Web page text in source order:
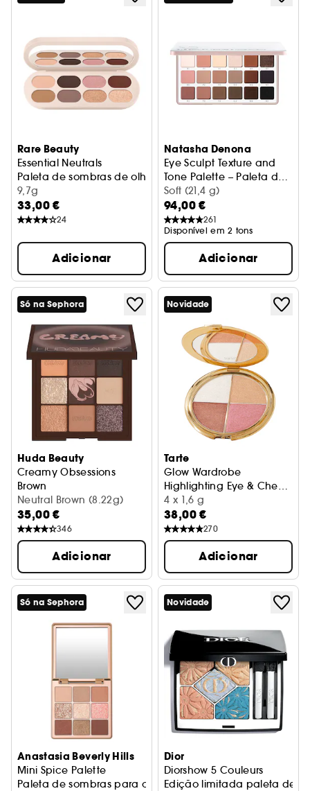
Rare Beauty
Essential Neutrals
Paleta de sombras de olhos
9,7g
33,00 €
24
Adicionar
Natasha Denona
Eye Sculpt Texture and
Tone Palette – Paleta de
sombras de olhos
Soft (21,4 g)
94,00 €
261
Disponível em 2 tons
Adicionar
Só na Sephora
Huda Beauty
Creamy Obsessions
Brown
Paleta de sombras para os olhos
Neutral Brown (8.22g)
35,00 €
346
Adicionar
Novidade
Tarte
Glow Wardrobe
Highlighting Eye & Cheek
Palette
Paleta iluminadora
4 x 1,6 g
38,00 €
270
Adicionar
Só na Sephora
Anastasia Beverly Hills
Mini Spice Palette
Paleta de sombras para os olhos
Novidade
Dior
Diorshow 5 Couleurs
Edição limitada paleta de 5